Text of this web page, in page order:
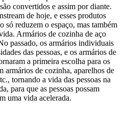
convertidos e assim por diante.
de hoje, e esses produtos
só reduzem o espaço, mas também
Armários de cozinha de aço
passado, os armários individuais
das pessoas, e os armários de
a primeira escolha para os
armários de cozinha, aparelhos de
tornando a vida das pessoas na
para que as pessoas possam
uma vida acelerada.